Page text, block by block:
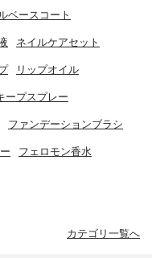
ベースコート
ネイルケアセット
リップオイル
ープスプレー
ファンデーションブラシ
フェロモン香水
カテゴリ一覧へ